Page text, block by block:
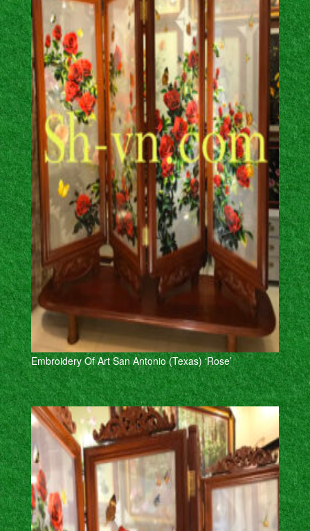
Embroidery Of Art San Antonio (Texas) ‘Rose’